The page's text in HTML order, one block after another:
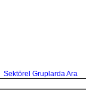
Sektörel Gruplarda Ara